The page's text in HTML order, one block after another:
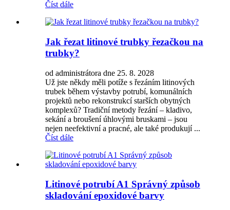
Číst dále
Jak řezat litinové trubky řezačkou na
trubky?
od administrátora dne 25. 8. 2028
Už jste někdy měli potíže s řezáním litinových
trubek během výstavby potrubí, komunálních
projektů nebo rekonstrukcí starších obytných
komplexů? Tradiční metody řezání – kladivo,
sekání a broušení úhlovými bruskami – jsou
nejen neefektivní a pracné, ale také produkují ...
Číst dále
Litinové potrubí A1 Správný způsob
skladování epoxidové barvy